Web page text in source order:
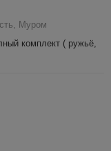
Муром
комплект ( ружьё,